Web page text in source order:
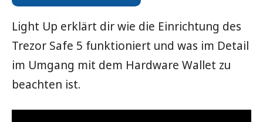
Light Up erklärt dir wie die Einrichtung des
Trezor Safe 5 funktioniert und was im Detail
im Umgang mit dem Hardware Wallet zu
beachten ist.